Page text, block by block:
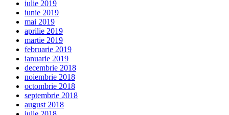
iulie 2019
iunie 2019
mai 2019
aprilie 2019
martie 2019
februarie 2019
ianuarie 2019
decembrie 2018
noiembrie 2018
octombrie 2018
septembrie 2018
august 2018